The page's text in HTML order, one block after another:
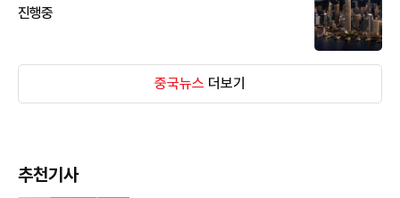
진행중
중국뉴스 더보기
추천기사